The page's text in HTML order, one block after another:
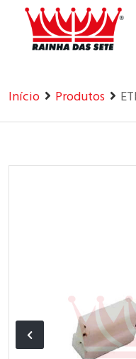
Home Produtos
Início Produtos